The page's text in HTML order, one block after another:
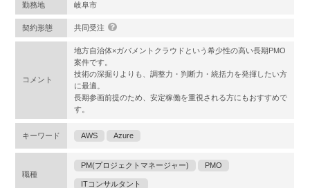
勤務地 岐阜市
契約形態 共同受注
コメント
地方自治体×ガバメントクラウドという希少性の高い長期PMO
案件です。
技術の深掘りよりも、調整力・判断力・統括力を発揮したい方
に最適。
長期参画前提のため、安定稼働を重視される方にもおすすめで
す。
キーワード AWS Azure
職種
PM(プロジェクトマネージャー) PMO
ITコンサルタント